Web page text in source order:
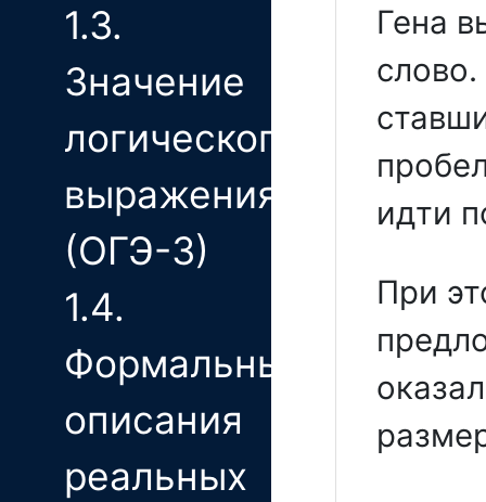
1.3.
Значение
логического
выражения
(ОГЭ-3)
1.4.
Формальные
описания
реальных
Гена
идти
При